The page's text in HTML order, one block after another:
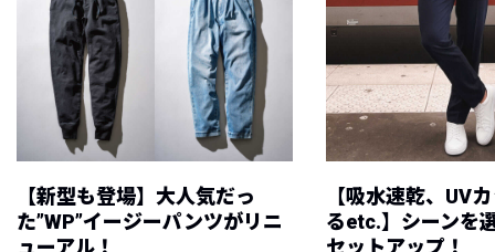
【新型も登場】大人気だっ
た”WP”イージーパンツがリニ
ューアル！
【吸水速乾、UV
るetc.】シーンを
セットアップ！